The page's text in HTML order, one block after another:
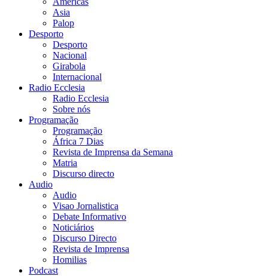
Asia
Palop
Desporto
Desporto
Nacional
Girabola
Internacional
Radio Ecclesia
Radio Ecclesia
Sobre nós
Programação
Programação
África 7 Dias
Revista de Imprensa da Semana
Matria
Discurso directo
Audio
Audio
Visao Jornalistica
Debate Informativo
Noticiários
Discurso Directo
Revista de Imprensa
Homilias
Podcast